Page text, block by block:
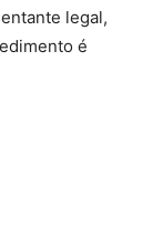
legal,
é